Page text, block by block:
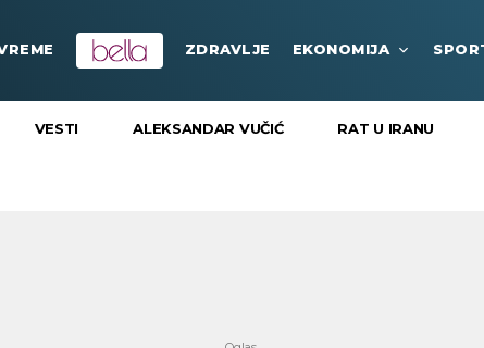
ZDRAVLJE EKONOMIJA
VESTI ALEKSANDAR VUČIĆ RAT U IRANU